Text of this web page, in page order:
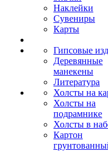
Наклейки
Сувениры
Карты
Гипсовые
Деревянные
манекены
Литература
Холсты на
Холсты на
подрамнике
Холсты в
Картон